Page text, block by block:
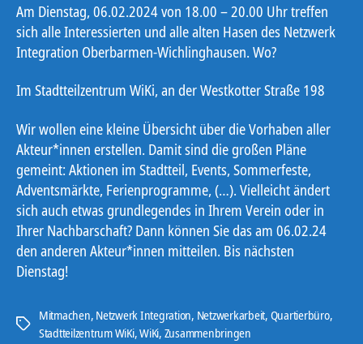
Am Dienstag, 06.02.2024 von 18.00 – 20.00 Uhr treffen
sich alle Interessierten und alle alten Hasen des Netzwerk
Integration Oberbarmen-Wichlinghausen. Wo?
Im Stadtteilzentrum WiKi, an der Westkotter Straße 198
Wir wollen eine kleine Übersicht über die Vorhaben aller
Akteur*innen erstellen. Damit sind die großen Pläne
gemeint: Aktionen im Stadtteil, Events, Sommerfeste,
Adventsmärkte, Ferienprogramme, (…). Vielleicht ändert
sich auch etwas grundlegendes in Ihrem Verein oder in
Ihrer Nachbarschaft? Dann können Sie das am 06.02.24
den anderen Akteur*innen mitteilen. Bis nächsten
Dienstag!
Schlagwörter
Mitmachen, Netzwerk Integration, Netzwerkarbeit, Quartierbüro,
Stadtteilzentrum WiKi,WiKi, Zusammenbringen